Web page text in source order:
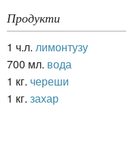
Продукти
1 ч.л. лимонтузу
700 мл. вода
1 кг. череши
1 кг. захар